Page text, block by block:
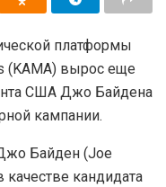
платформы
(KAMA) вырос еще
США Джо Байдена
кампании.
Байден (Joe
кандидата